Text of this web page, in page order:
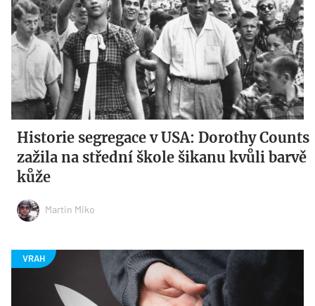
Historie segregace v USA: Dorothy Counts
zažila na střední škole šikanu kvůli barvě
kůže
Martin Miko